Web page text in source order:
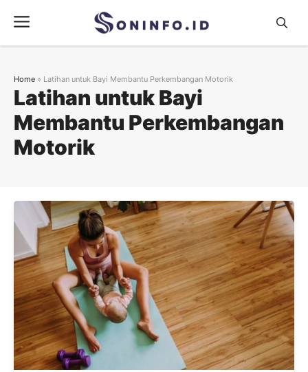
content
Menu
Latihan untuk Bayi
Membantu Perkembangan
Motorik
Home » Latihan untuk Bayi Membantu Perkembangan Motorik